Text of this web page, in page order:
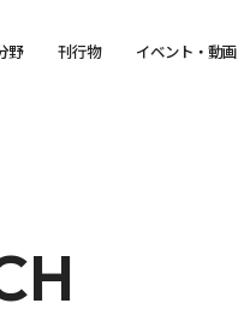
野 刊行物 イベント・動画